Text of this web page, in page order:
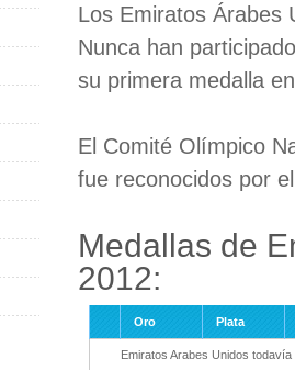
Los Emiratos Árabes
Nunca han
su primera medalla
El Comité Olímpico
fue reconocidos por
Medallas de
2012:
Oro Plata
Emiratos Arabes Unidos